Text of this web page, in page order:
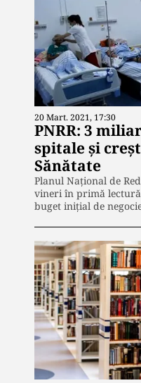
20 Mart. 2021, 17:30
PNRR: 3
spitale și
Sănătate
Planul Naţional de
vineri în primă
buget iniţial de